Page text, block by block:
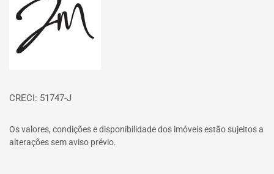
CRECI: 51747-J
Os valores, condições e disponibilidade dos imóveis estão sujeitos a
alterações sem aviso prévio.